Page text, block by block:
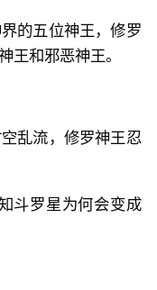
的五位神王，修罗
王和邪恶神王。
乱流，修罗神王忍
斗罗星为何会变成